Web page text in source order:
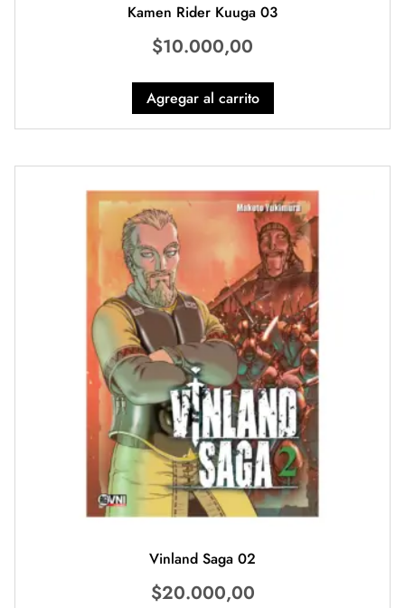
Kamen Rider Kuuga 03
$10.000,00
Agregar al carrito
Vinland Saga 02
$20.000,00